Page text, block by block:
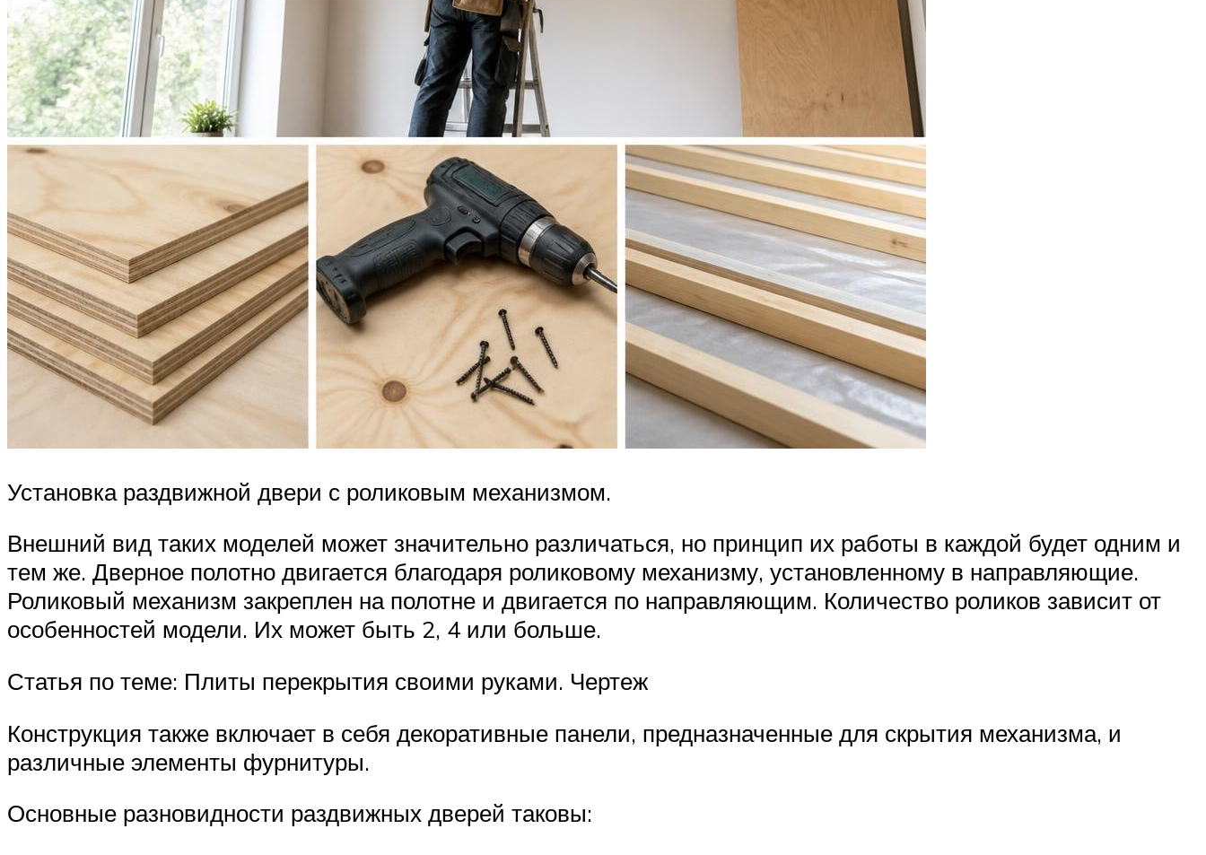
Установка раздвижной двери с роликовым механизмом.
Внешний вид таких моделей может значительно различаться, но принцип их работы в каждой будет одним и
тем же. Дверное полотно двигается благодаря роликовому механизму, установленному в направляющие.
Роликовый механизм закреплен на полотне и двигается по направляющим. Количество роликов зависит от
особенностей модели. Их может быть 2, 4 или больше.
Статья по теме: Плиты перекрытия своими руками. Чертеж
Конструкция также включает в себя декоративные панели, предназначенные для скрытия механизма, и
различные элементы фурнитуры.
Основные разновидности раздвижных дверей таковы: